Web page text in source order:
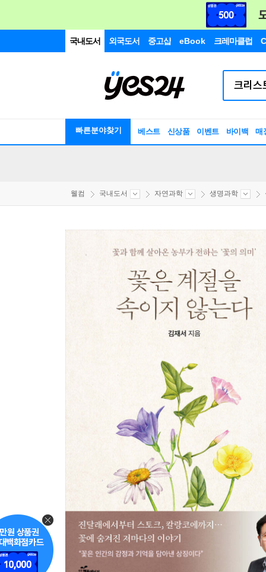
국내도서 외국도서 중고샵 eBook 크레마클럽
빠른분야찾기 베스트 신상품 이벤트 바이백 매
웰컴 국내도서 자연과학 생명과학